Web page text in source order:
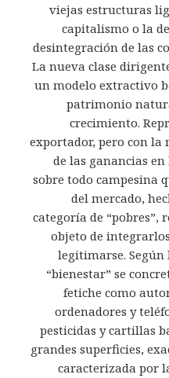
viejas estructuras
capitalismo o la
desintegración de las
La nueva clase
un modelo extractivo
patrimonio
crecimiento.
exportador, pero con
de las ganancias
sobre todo campesina
del mercado,
categoría de “pobres”,
objeto de
legitimarse. Según
“bienestar” se
fetiche como
ordenadores y
pesticidas y cartillas
grandes superficies,
caracterizada por